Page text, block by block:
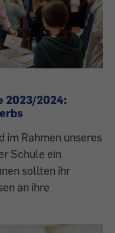
2023/2024:
im Rahmen unseres
Schule ein
sollten ihr
an ihre